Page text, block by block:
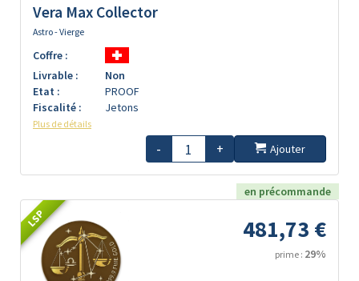
Vera Max Collector
Astro - Vierge
Coffre :
Livrable :
Non
Etat :
PROOF
Fiscalité :
Jetons
Plus de détails
- + Ajouter
en précommande
LSP 481,73 €
prime : 29%